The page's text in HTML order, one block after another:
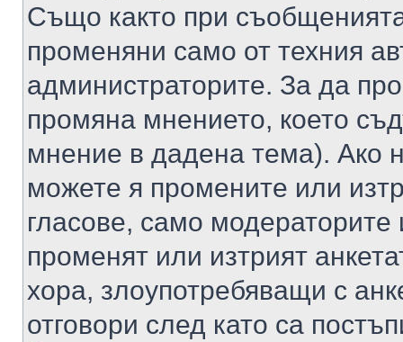
Също както при
променяни само от техния
администраторите. За да
промяна мнението, което
мнение в дадена тема). Ако
можете я промените или
гласове, само
променят или изтрият
хора, злоупотребяващи с
отговори след като са